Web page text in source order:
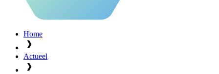
Home
Actueel